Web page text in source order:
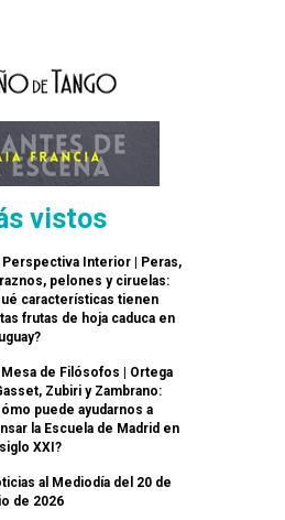
vistos
Perspectiva Interior | Peras,
pelones y ciruelas:
características tienen
frutas de hoja caduca en
Mesa de Filósofos | Ortega
Zubiri y Zambrano:
puede ayudarnos a
la Escuela de Madrid en
XXI?
al Mediodía del 20 de
de 2026